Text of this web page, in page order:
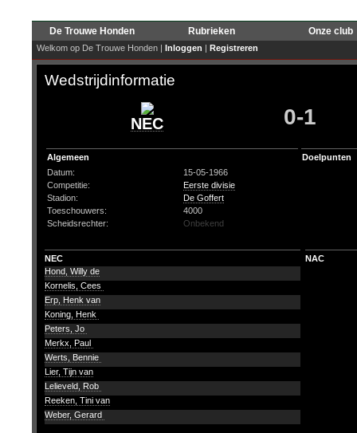
De Trouwe Honden Rubrieken Onze club
Welkom op De Trouwe Honden | Inloggen | Registreren
Wedstrijdinformatie
NEC 0-1
Algemeen
Datum:
15-05-1966
Competitie:
Eerste divisie
Stadion:
De Goffert
Toeschouwers:
4000
Scheidsrechter:
Onbekend
Doelpunten
NEC
NAC
Hond, Willy de
Kornelis, Cees
Erp, Henk van
Koning, Henk
Peters, Jo
Merkx, Paul
Werts, Bennie
Lier, Tijn van
Lelieveld, Rob
Reeken, Tini van
Weber, Gerard